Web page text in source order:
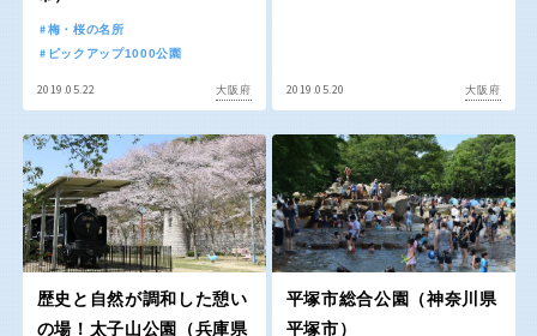
インクルーシブパーク
バスケットゴール ふわふわドーム 健康遊具
交通公園
地域で探す
福島
茨城 栃木
群馬 埼玉
歴史・文化財
紅葉の美しい公園
屋内遊び場 アスレチックコース
桜・梅の名所 コトブキ事例
洋式庭園 ドッグラン
ローラー滑り台 植物園
花の名所 プレーパーク
梅・桜の名所
ピックアップ1000公園
2019.05.22 大阪府 2019.05.20 大阪府
歴史と自然が調和した憩い
の場！太子山公園（兵庫県
平塚市総合公園（神奈川県
平塚市）